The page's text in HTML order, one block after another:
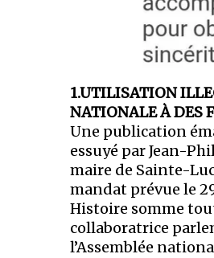
1.UTILISATION
NATIONALE À DES
Une publication
essuyé par Jean-
maire de Sainte-
mandat prévue le
Histoire somme
collaboratrice
l’Assemblée